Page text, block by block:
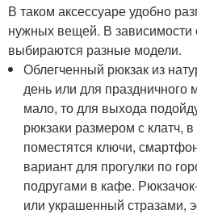
В таком аксессуаре удобно
нужных вещей. В зависимости
выбираются разные модели.
Облегченный рюкзак из
день или для праздничного
мало, то для выхода
рюкзаки размером с клатч,
поместятся ключи,
вариант для прогулки по
подругами в кафе.
или украшенный стразами,